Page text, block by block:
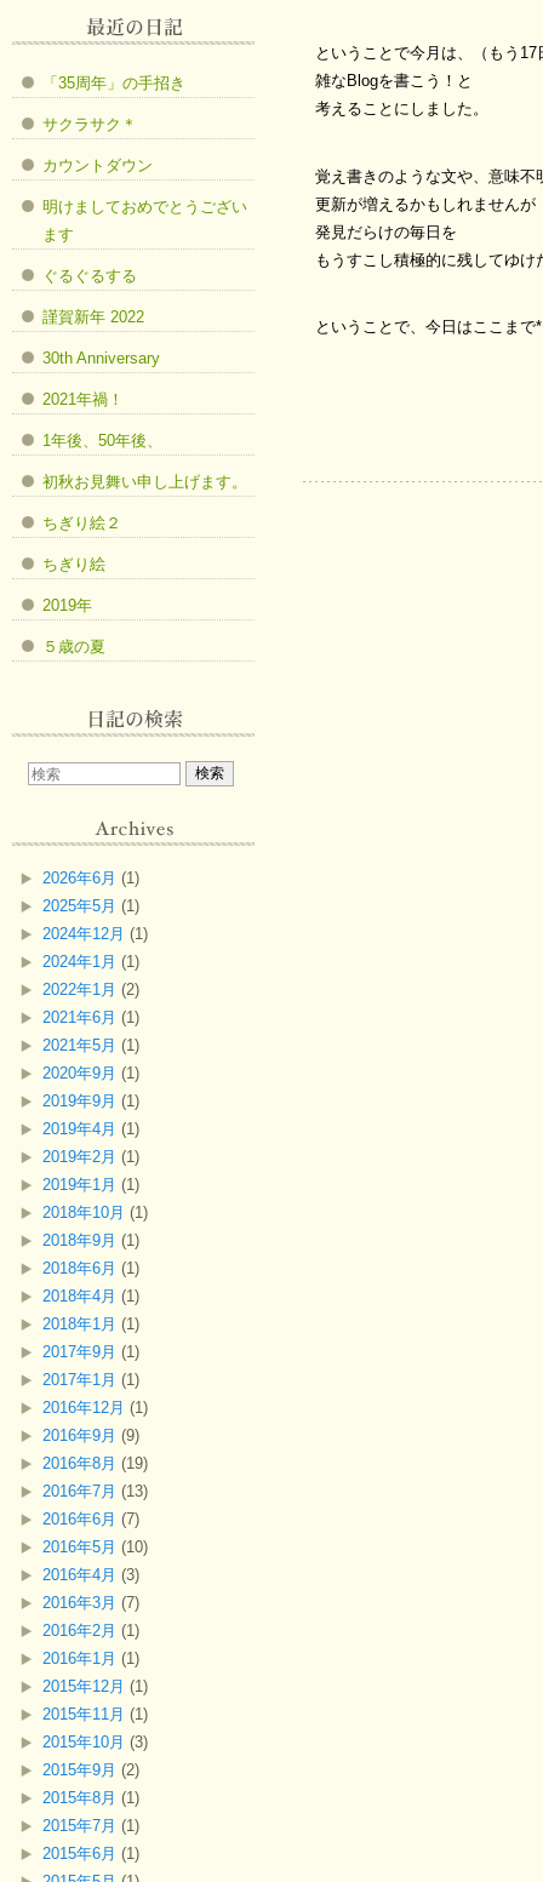
ということで今月は、（もう17
雑なBlogを書こう！と
考えることにしました。
覚え書きのような文や、意味不
更新が増えるかもしれませんが
発見だらけの毎日を
もうすこし積極的に残してゆけ
ということで、今日はここまで
「35周年」の手招き
サクラサク＊
カウントダウン
明けましておめでとうござい
ます
ぐるぐるする
謹賀新年 2022
30th Anniversary
2021年禍！
1年後、50年後、
初秋お見舞い申し上げます。
ちぎり絵２
ちぎり絵
2019年
５歳の夏
2026年6月 (1)
2025年5月 (1)
2024年12月 (1)
2024年1月 (1)
2022年1月 (2)
2021年6月 (1)
2021年5月 (1)
2020年9月 (1)
2019年9月 (1)
2019年4月 (1)
2019年2月 (1)
2019年1月 (1)
2018年10月 (1)
2018年9月 (1)
2018年6月 (1)
2018年4月 (1)
2018年1月 (1)
2017年9月 (1)
2017年1月 (1)
2016年12月 (1)
2016年9月 (9)
2016年8月 (19)
2016年7月 (13)
2016年6月 (7)
2016年5月 (10)
2016年4月 (3)
2016年3月 (7)
2016年2月 (1)
2016年1月 (1)
2015年12月 (1)
2015年11月 (1)
2015年10月 (3)
2015年9月 (2)
2015年8月 (1)
2015年7月 (1)
2015年6月 (1)